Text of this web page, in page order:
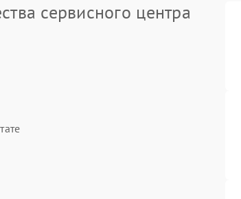
сервисного центра